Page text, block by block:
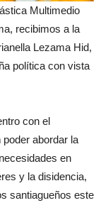
Multimedio
recibimos a la
Lezama Hid,
política con vista
con el
abordar la
en
y la disidencia,
santiagueños este